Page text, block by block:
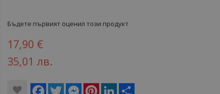
Бъдете първият оценил този продукт
17,90 €
35,01 лв.
Facebook
Twitter MessengerPinterestLinkedIn